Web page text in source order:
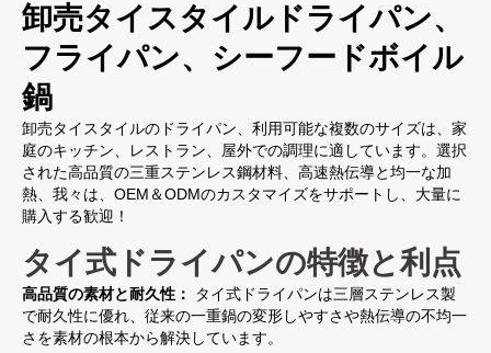
卸売タイスタイルドライパン、
フライパン、シーフードボイル
鍋
卸売タイスタイルのドライパン、利用可能な複数のサイズは、家
庭のキッチン、レストラン、屋外での調理に適しています。選択
された高品質の三重ステンレス鋼材料、高速熱伝導と均一な加
熱、我々は、OEM＆ODMのカスタマイズをサポートし、大量に
購入する歓迎！
タイ式ドライパンの特徴と利点
高品質の素材と耐久性：
タイ式ドライパンは三層ステンレス製
で耐久性に優れ、従来の一重鍋の変形しやすさや熱伝導の不均一
さを素材の根本から解決しています。